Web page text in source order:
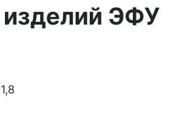
изделий ЭФУ